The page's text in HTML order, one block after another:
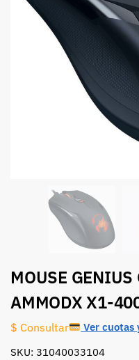
MOUSE
AMMODX X1-
$ Consultar Ver cuotas
SKU: 31040033104